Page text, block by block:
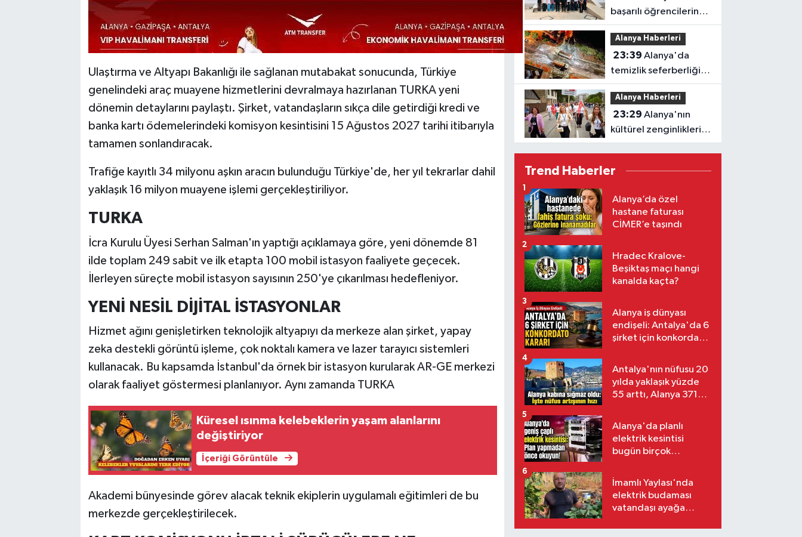
Ulaştırma ve Altyapı Bakanlığı ile sağlanan mutabakat sonucunda, Türkiye
genelindeki araç muayene hizmetlerini devralmaya hazırlanan TURKA yeni
dönemin detaylarını paylaştı. Şirket, vatandaşların sıkça dile getirdiği kredi ve
banka kartı ödemelerindeki komisyon kesintisini 15 Ağustos 2027 tarihi itibarıyla
tamamen sonlandıracak.
Trafiğe kayıtlı 34 milyonu aşkın aracın bulunduğu Türkiye'de, her yıl tekrarlar dahil
yaklaşık 16 milyon muayene işlemi gerçekleştiriliyor.
TURKA
İcra Kurulu Üyesi Serhan Salman'ın yaptığı açıklamaya göre, yeni dönemde 81
ilde toplam 249 sabit ve ilk etapta 100 mobil istasyon faaliyete geçecek.
İlerleyen süreçte mobil istasyon sayısının 250'ye çıkarılması hedefleniyor.
YENİ NESİL DİJİTAL İSTASYONLAR
Hizmet ağını genişletirken teknolojik altyapıyı da merkeze alan şirket, yapay
zeka destekli görüntü işleme, çok noktalı kamera ve lazer tarayıcı sistemleri
kullanacak. Bu kapsamda İstanbul'da örnek bir istasyon kurularak AR-GE merkezi
olarak faaliyet göstermesi planlanıyor. Aynı zamanda TURKA
Küresel ısınma kelebeklerin yaşam alanlarını
değiştiriyor
İçeriği Görüntüle
Akademi bünyesinde görev alacak teknik ekiplerin uygulamalı eğitimleri de bu
merkezde gerçekleştirilecek.
başarılı öğrencilerine
Kaymakam Öztürk'ten
tebrik
Alanya Haberleri
23:39 Alanya'da
temizlik seferberliği:
Ekipler 7 gün 24 saat
sahada
Alanya Haberleri
23:29 Alanya'nın
kültürel zenginlikleri
Letonya'da tanıtıldı
Trend Haberler
Alanya’da özel
hastane faturası
CİMER’e taşındı
1
Hradec Kralove-
Beşiktaş maçı hangi
kanalda kaçta?
2
Alanya iş dünyası
endişeli: Antalya'da 6
şirket için konkordato
3
Antalya'nın nüfusu 20
yılda yaklaşık yüzde
55 arttı, Alanya 371
4
Alanya'da planlı
elektrik kesintisi
bugün birçok
5
İmamlı Yaylası'nda
elektrik budaması
vatandaşı ayağa
6